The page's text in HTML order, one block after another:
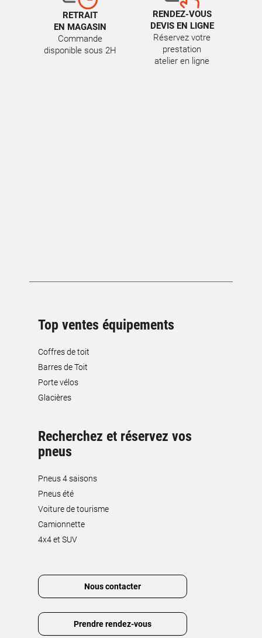
RETRAIT
EN MAGASIN
Commande
disponible sous 2H
RENDEZ-VOUS
DEVIS EN LIGNE
Réservez votre
prestation
atelier en ligne
Top ventes équipements
Coffres de toit
Barres de Toit
Porte vélos
Glacières
Recherchez et réservez vos
pneus
Pneus 4 saisons
Pneus été
Voiture de tourisme
Camionnette
4x4 et SUV
Nous contacter
Prendre rendez-vous